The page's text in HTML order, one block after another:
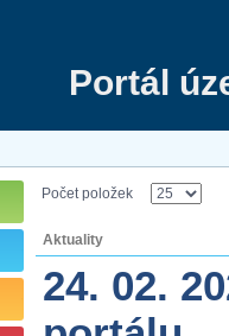
Portál
Počet položek
Aktuality
24. 02.